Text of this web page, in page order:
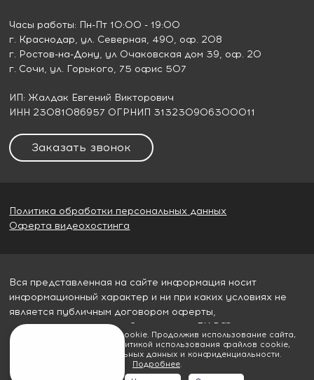
Часы работы: Пн-Пт 10:00 - 19:00
г. Краснодар, ул. Северная, 490, оф. 208
г. Ростов-на-Дону, ул Очаковская дом 39, оф. 20
г. Сочи, ул. Горького, 75 офис 507
ИП: Жалдак Евгений Викторович
ИНН 23081086957 ОГРНИП 313230906300011
Заказать звонок
Политика обработки персональных данных
Оферта видеохостинга
Вся представленная на сайте информация носит
информационный характер и ни при каких условиях не
является публичным договором оферты,
определяемым пунктом 2 статьи 437 ГК РФ
Мы используем файлы cookie. Продолжив использование сайта,
Вы соглашаетесь с политикой использования файлов cookie,
обработки персональных данных и конфиденциальности.
Подробнее.